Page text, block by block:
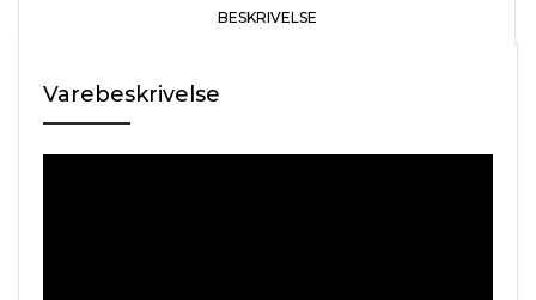
BESKRIVELSE
Varebeskrivelse